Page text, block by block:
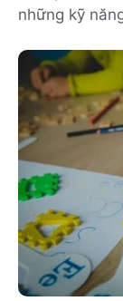
những kỹ